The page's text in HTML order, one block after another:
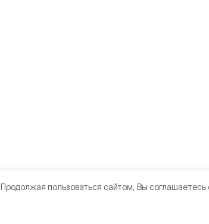
Продолжая пользоваться сайтом, Вы соглашаетесь